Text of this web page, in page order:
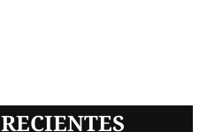
RECIENTES